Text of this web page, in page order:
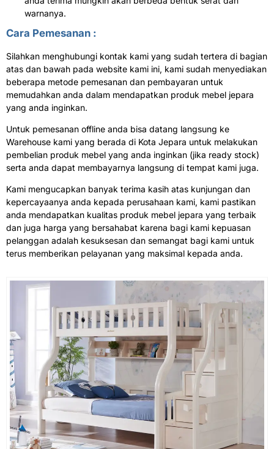
warnanya.
Cara Pemesanan :
Silahkan menghubungi kontak kami yang sudah tertera di bagian
atas dan bawah pada website kami ini, kami sudah menyediakan
beberapa metode pemesanan dan pembayaran untuk
memudahkan anda dalam mendapatkan produk mebel jepara
yang anda inginkan.
Untuk pemesanan offline anda bisa datang langsung ke
Warehouse kami yang berada di Kota Jepara untuk melakukan
pembelian produk mebel yang anda inginkan (jika ready stock)
serta anda dapat membayarnya langsung di tempat kami juga.
Kami mengucapkan banyak terima kasih atas kunjungan dan
kepercayaanya anda kepada perusahaan kami, kami pastikan
anda mendapatkan kualitas produk mebel jepara yang terbaik
dan juga harga yang bersahabat karena bagi kami kepuasan
pelanggan adalah kesuksesan dan semangat bagi kami untuk
terus memberikan pelayanan yang maksimal kepada anda.